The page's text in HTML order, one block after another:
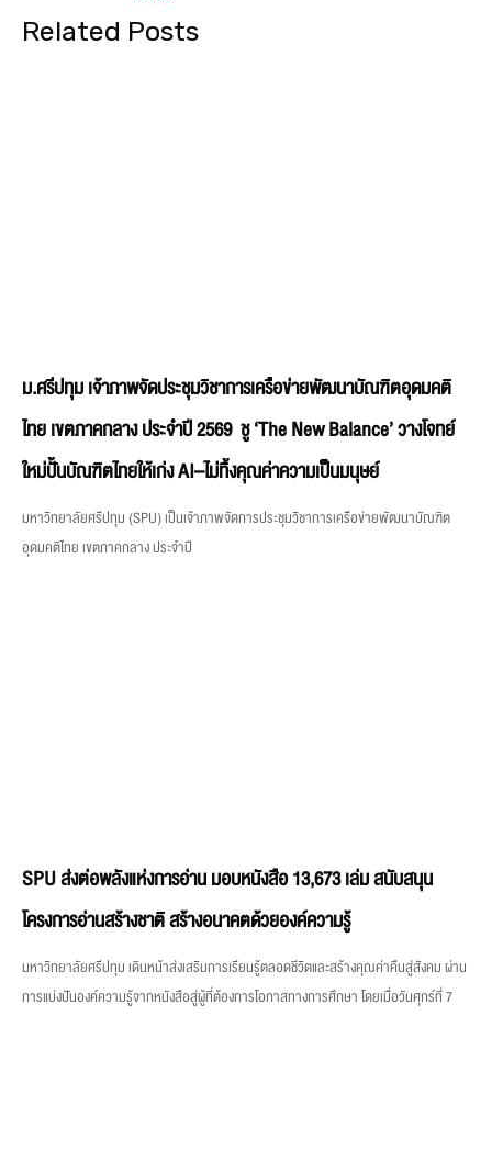
Related Posts
ม.ศรีปทุม เจ้าภาพจัดประชุมวิชาการเครือข่ายพัฒนาบัณฑิตอุดมคติ
ไทย เขตภาคกลาง ประจำปี 2569 ชู ‘The New Balance’ วางโจทย์
ใหม่ปั้นบัณฑิตไทยให้เก่ง AI–ไม่ทิ้งคุณค่าความเป็นมนุษย์
มหาวิทยาลัยศรีปทุม (SPU) เป็นเจ้าภาพจัดการประชุมวิชาการเครือข่ายพัฒนาบัณฑิต
อุดมคติไทย เขตภาคกลาง ประจำปี
SPU ส่งต่อพลังแห่งการอ่าน มอบหนังสือ 13,673 เล่ม สนับสนุน
โครงการอ่านสร้างชาติ สร้างอนาคตด้วยองค์ความรู้
มหาวิทยาลัยศรีปทุม เดินหน้าส่งเสริมการเรียนรู้ตลอดชีวิตและสร้างคุณค่าคืนสู่สังคม ผ่าน
การแบ่งปันองค์ความรู้จากหนังสือสู่ผู้ที่ต้องการโอกาสทางการศึกษา โดยเมื่อวันศุกร์ที่ 7